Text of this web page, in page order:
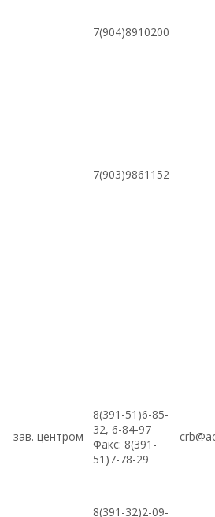
7(904)8910200
7(903)9861152
зав. центром
8(391-51)6-85-
32, 6-84-97
Факс: 8(391-
51)7-78-29
8(391-32)2-09-